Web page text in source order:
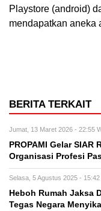
Playstore (android)
mendapatkan aneka
BERITA TERKAIT
Jumat, 13 Maret 2026 - 22:55
PROPAMI Gelar SIAR
Organisasi Profesi
Selasa, 5 Agustus 2025 - 15:42
Heboh Rumah Jaksa
Tegas Negara